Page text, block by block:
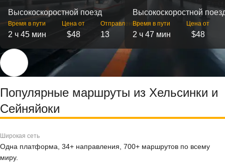
Высокоскоростной поезд
Время в пути
2 ч 45 мин
Цена от
$48
Отправлений
13
Высокоскоростной
Время в пути
2 ч 47 мин
Цена от
$48
Популярные маршруты из Хельсинки и
Сейняйоки
Широкая сеть
Одна платформа, 34+ направления, 700+ маршрутов по всему
миру.